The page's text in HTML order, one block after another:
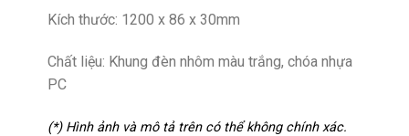
Kích thước: 1200 x 86 x 30mm
Chất liệu: Khung đèn nhôm màu trắng, chóa nhựa
PC
(*) Hình ảnh và mô tả trên có thể không chính xác.